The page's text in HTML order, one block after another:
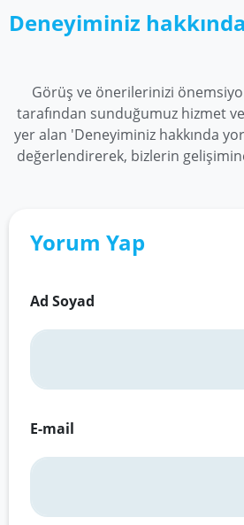
ödemelerinizi
Deneyiminiz
Görüş ve önerilerinizi
tarafından sunduğumuz hizmet ve
yer alan 'Deneyiminiz hakkında
değerlendirerek, bizlerin
Yorum Yap
Ad Soyad
E-mail